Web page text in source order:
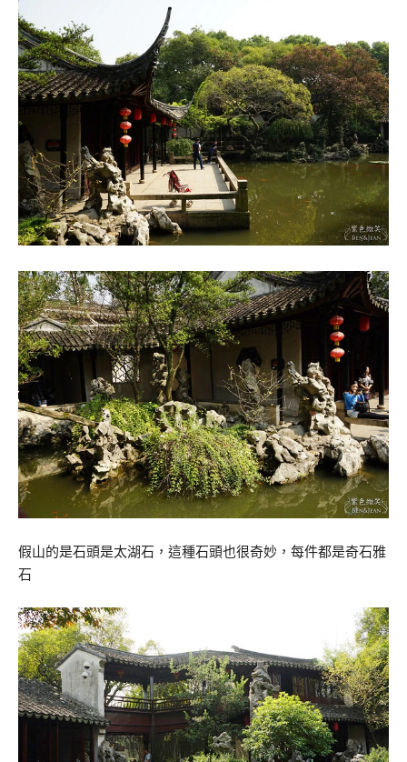
假山的是石頭是太湖石，這種石頭也很奇妙，每件都是奇石雅
石